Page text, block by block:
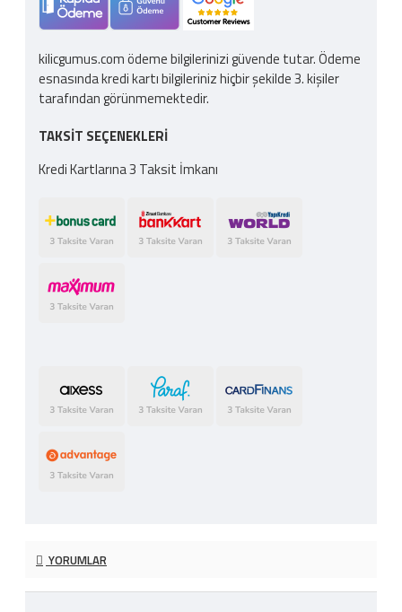
kilicgumus.com ödeme bilgilerinizi güvende tutar. Ödeme
esnasında kredi kartı bilgileriniz hiçbir şekilde 3. kişiler
tarafından görünmemektedir.
TAKSIT SEÇENEKLERI
Kredi Kartlarına 3 Taksit İmkanı
YORUMLAR